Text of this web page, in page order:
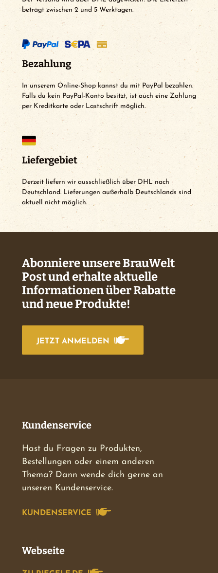
beträgt zwischen 2 und 5 Werktagen.
Bezahlung
In unserem Online-Shop kannst du mit PayPal bezahlen.
Falls du kein PayPal-Konto besitzt, ist auch eine Zahlung
per Kreditkarte oder Lastschrift möglich.
Liefergebiet
Derzeit liefern wir ausschließlich über DHL nach
Deutschland. Lieferungen außerhalb Deutschlands sind
aktuell nicht möglich.
Abonniere unsere BrauWelt
Post und erhalte aktuelle
Informationen über Rabatte
und neue Produkte!
JETZT ANMELDEN
Kundenservice
Hast du Fragen zu Produkten,
Bestellungen oder einem anderen
Thema? Dann wende dich gerne an
unseren Kundenservice.
KUNDENSERVICE
Webseite